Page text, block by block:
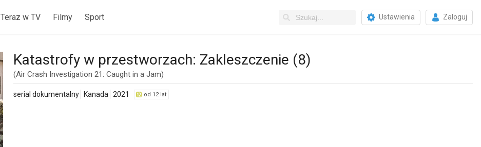
Teraz w TV Filmy Sport Ustawienia Zaloguj
Katastrofy w przestworzach: Zakleszczenie (8)
(Air Crash Investigation 21: Caught in a Jam)
serial dokumentalny Kanada 2021 od 12 lat